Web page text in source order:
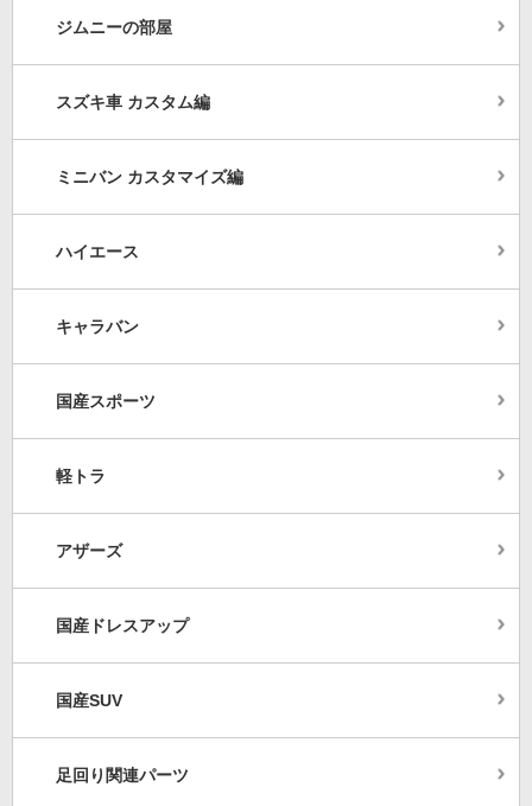
ジムニーの部屋
スズキ車 カスタム編
ミニバン カスタマイズ編
ハイエース
キャラバン
国産スポーツ
軽トラ
アザーズ
国産ドレスアップ
国産SUV
足回り関連パーツ